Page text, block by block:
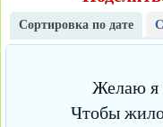
Сортировка по дате
Желаю я
Чтобы